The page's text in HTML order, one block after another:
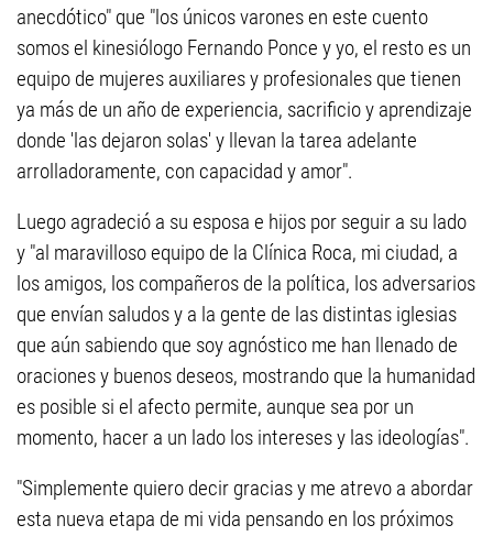
anecdótico" que "los únicos varones en este cuento
somos el kinesiólogo Fernando Ponce y yo, el resto es un
equipo de mujeres auxiliares y profesionales que tienen
ya más de un año de experiencia, sacrificio y aprendizaje
donde 'las dejaron solas' y llevan la tarea adelante
arrolladoramente, con capacidad y amor".
Luego agradeció a su esposa e hijos por seguir a su lado
y "al maravilloso equipo de la Clínica Roca, mi ciudad, a
los amigos, los compañeros de la política, los adversarios
que envían saludos y a la gente de las distintas iglesias
que aún sabiendo que soy agnóstico me han llenado de
oraciones y buenos deseos, mostrando que la humanidad
es posible si el afecto permite, aunque sea por un
momento, hacer a un lado los intereses y las ideologías".
"Simplemente quiero decir gracias y me atrevo a abordar
esta nueva etapa de mi vida pensando en los próximos